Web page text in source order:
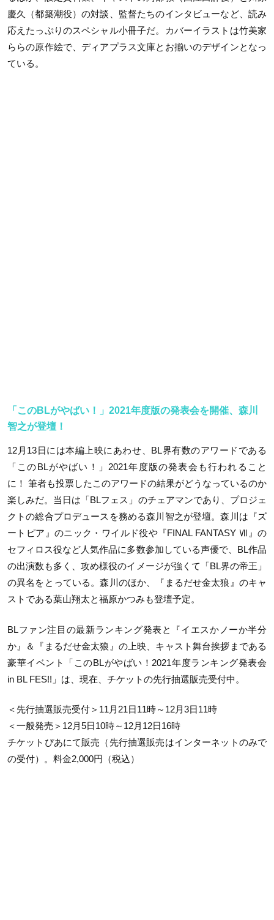
慶久（都築潮役）の対談、監督たちのインタビューなど、読み
応えたっぷりのスペシャル小冊子だ。カバーイラストは竹美家
ららの原作絵で、ディアプラス文庫とお揃いのデザインとなっ
ている。
「このBLがやばい！」2021年度版の発表会を開催、森川
智之が登壇！
12月13日には本編上映にあわせ、BL界有数のアワードである
「このBLがやばい！」2021年度版の発表会も行われること
に！ 筆者も投票したこのアワードの結果がどうなっているのか
楽しみだ。当日は「BLフェス」のチェアマンであり、プロジェ
クトの総合プロデュースを務める森川智之が登壇。森川は『ズ
ートピア』のニック・ワイルド役や『FINAL FANTASY Ⅶ』の
セフィロス役など人気作品に多数参加している声優で、BL作品
の出演数も多く、攻め様役のイメージが強くて「BL界の帝王」
の異名をとっている。森川のほか、『まるだせ金太狼』のキャ
ストである葉山翔太と福原かつみも登壇予定。
BLファン注目の最新ランキング発表と『イエスかノーか半分
か』＆『まるだせ金太狼』の上映、キャスト舞台挨拶まである
豪華イベント「このBLがやばい！2021年度ランキング発表会
in BL FES!!」は、現在、チケットの先行抽選販売受付中。
＜先行抽選販売受付＞11月21日11時～12月3日11時
＜一般発売＞12月5日10時～12月12日16時
チケットぴあにて販売（先行抽選販売はインターネットのみで
の受付）。料金2,000円（税込）